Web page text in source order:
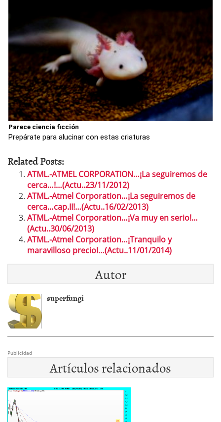
Parece ciencia ficción
Prepárate para alucinar con estas criaturas
Related Posts:
ATML.-ATMEL CORPORATION…¡La seguiremos de
cerca…!…(Actu..23/11/2012)
ATML.-Atmel Corporation…¡La seguiremos de
cerca…cap.II!…(Actu..16/02/2013)
ATML.-Atmel Corporation…¡Va muy en serio!…
(Actu..30/06/2013)
ATML.-Atmel Corporation…¡Tranquilo y
maravilloso precio!…(Actu..11/01/2014)
Autor
superfungi
Publicidad
Artículos relacionados